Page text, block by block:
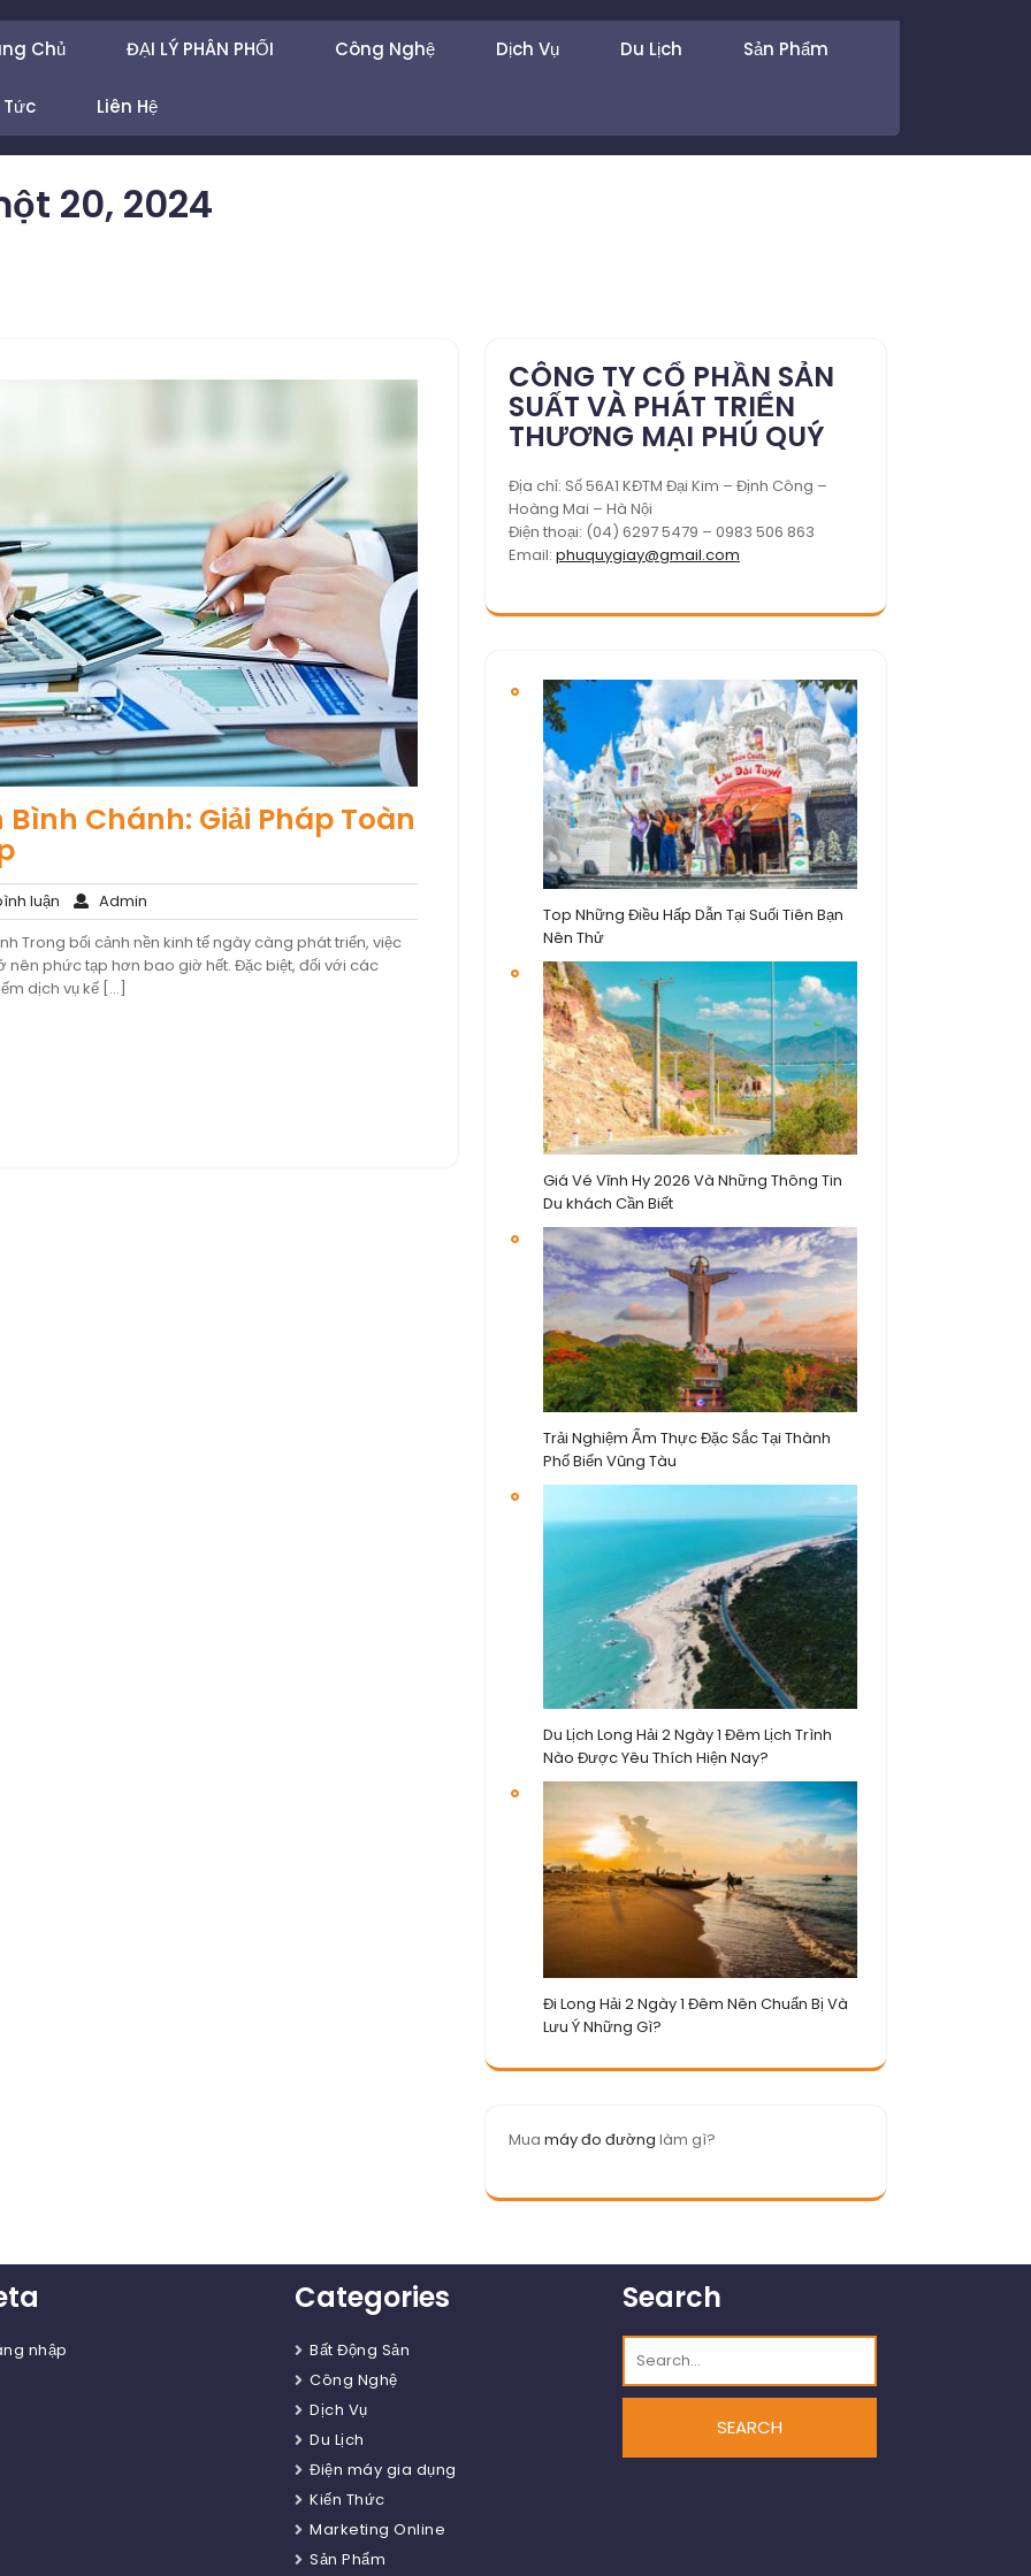
Chủ ĐẠI LÝ PHÂN PHỐI Công Nghệ Dịch Vụ Du Lịch Sản Phẩm
Tức Liên Hệ
20, 2024
Bình Chánh: Giải Pháp Toàn
luận Không
có
bình
luận
Admin
Trong bối cảnh nền kinh tế ngày càng phát triển, việc
phức tạp hơn bao giờ hết. Đặc biệt, đối với các
dịch vụ kế […]
CÔNG TY CỔ PHẦN SẢN
SUẤT VÀ PHÁT TRIỂN
THƯƠNG MẠI PHÚ QUÝ
Địa chỉ: Số 56A1 KĐTM Đại Kim – Định Công –
Hoàng Mai – Hà Nội
Điện thoại: (04) 6297 5479 – 0983 506 863
Email: phuquygiay@gmail.com
Top Những Điều Hấp Dẫn Tại Suối Tiên Bạn
Nên Thử
Giá Vé Vĩnh Hy 2026 Và Những Thông Tin
Du khách Cần Biết
Trải Nghiệm Ẩm Thực Đặc Sắc Tại Thành
Phố Biển Vũng Tàu
Du Lịch Long Hải 2 Ngày 1 Đêm Lịch Trình
Nào Được Yêu Thích Hiện Nay?
Đi Long Hải 2 Ngày 1 Đêm Nên Chuẩn Bị Và
Lưu Ý Những Gì?
Mua máy đo đường làm gì?
nhập
Categories
Bất Động Sản
Công Nghệ
Dịch Vụ
Du Lịch
Điện máy gia dụng
Kiến Thức
Marketing Online
Sản Phẩm
Search